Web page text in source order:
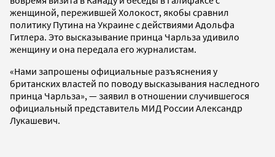
женщиной, пережившей Холокост, якобы сравнил
политику Путина на Украине с действиями Адольфа
Гитлера. Это высказывание принца Чарльза удивило
женщину и она передала его журналистам.
«Нами запрошены официальные разъяснения у
британских властей по поводу высказывания наследного
принца Чарльза», — заявил в отношении случившегося
официальный представитель МИД России Александр
Лукашевич.